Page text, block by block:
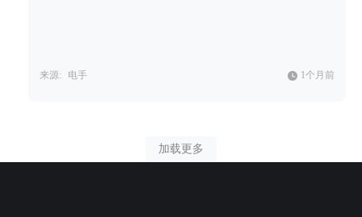
来源: 电手 1个月前
加载更多